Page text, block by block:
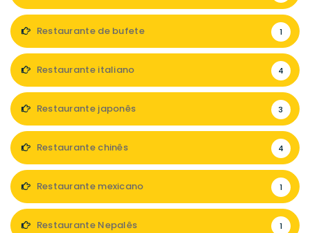
Restaurante de bufete 1
Restaurante italiano 4
Restaurante japonês 3
Restaurante chinês 4
Restaurante mexicano 1
Restaurante Nepalês 1